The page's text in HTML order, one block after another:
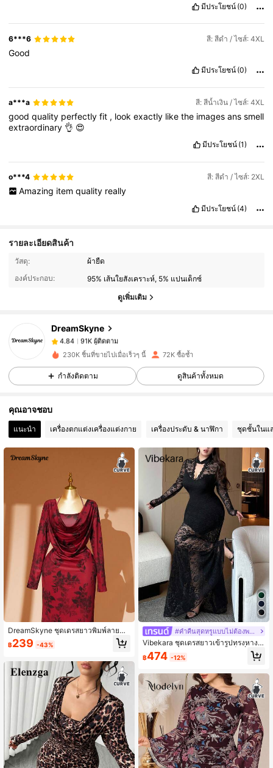
มีประโยชน์ (0)
6***6 สี: สีดำ / ไซส์: 4XL
Good
มีประโยชน์ (0)
a***a สี: สีน้ำเงิน / ไซส์: 4XL
goodquality perfectlyfit , lookexactly likethe imagesanssmell
extraordinary 👌 😍
มีประโยชน์ (1)
o***4 สี: สีดำ / ไซส์: 2XL
Amazing item quality really
มีประโยชน์ (4)
รายละเอียดสินค้า
วัสดุ:
ผ้ายืด
องค์ประกอบ:
95% เส้นใยสังเคราะห์, 5% แปนเด็กซ์
ดูเพิ่มเติม
DreamSkyne
4.84
91K ผู้ติดตาม
k***gจ่าย1 วันที่ผ่านมา
4.84 91K ผู้ติดตาม
91K ผู้ติดตาม
4.84 91K ผู้ติดตาม
4.84 91K ผู้ติดตาม
4.84 91K ผู้ติดตาม
4.84 91K ผู้ติดตาม
4.84 91K ผู้ติดตาม
230K ชิ้นที่ขายไปเมื่อเร็วๆ นี้ 72K ซื้อซ้ำ
กำลังติดตาม ดูสินค้าทั้งหมด
คุณอาจชอบ
แนะนำ เครื่องตกแต่งเครื่องแต่งกาย เครื่องประดับ & นาฬิกา ชุดชั้นในแ
DreamSkyne ชุดเดรสยาวพิมพ์ลายดอ
กไม้ ทรงเข้ารูป สายยาว โรแมนติก สำ
หรับสตรีอวบ, คอเหลี่ยม, ผ่าหลัง, ชุดเด
รี, ชุดเดรสออกงานพิมพ์ลายดอกไม้แขน
ยาว ทรงคอเหลี่ยม ดีไซน์คอเหลี่ยม เหม
าะสำหรับฤดูใบไม้ผลิและฤดูใบไม้ร่วง,
ออกเดท, สังสรรค์, วันหยุดพักผ่อน, ชุดเ
ดรสหางปลาหรูหรามีสไตล์
฿239 -43%
#ค่ำคืนสุดหรูแบบไม่ต้องพยายาม
Vibekara ชุดเดรสยาวเข้ารูปทรงหางป
ลา คอวี แขนยาว แต่งลูกไม้ เซ็กซี่ สไต
ล์วินเทจ สำหรับสาวอวบ
฿474 -12%